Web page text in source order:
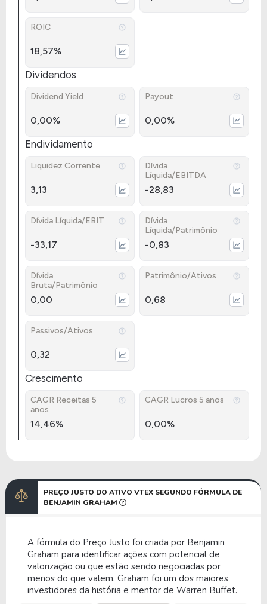
ROIC
18,57%
Dividendos
Dividend Yield
0,00%
Payout
0,00%
Endividamento
Liquidez Corrente
3,13
Dívida
Líquida/EBITDA
-28,83
Dívida Líquida/EBIT
-33,17
Dívida
Líquida/Patrimônio
-0,83
Dívida
Bruta/Patrimônio
0,00
Patrimônio/Ativos
0,68
Passivos/Ativos
0,32
Crescimento
CAGR Receitas 5
anos
14,46%
CAGR Lucros 5 anos
0,00%
PREÇO JUSTO DO ATIVO VTEX SEGUNDO FÓRMULA DE
BENJAMIN GRAHAM
A fórmula do Preço Justo foi criada por Benjamin
Graham para identificar ações com potencial de
valorização ou que estão sendo negociadas por
menos do que valem. Graham foi um dos maiores
investidores da história e mentor de Warren Buffet.